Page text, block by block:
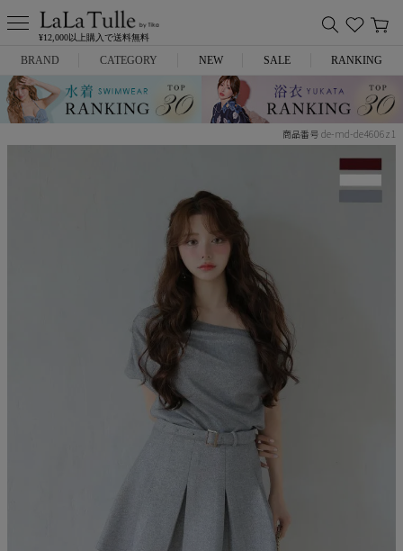
¥12,000以上購入で送料無料
BRAND
Anella
CATEGORY
ミニドレス
NEW SALE RANKING
商品番号 de-md-de4606z1